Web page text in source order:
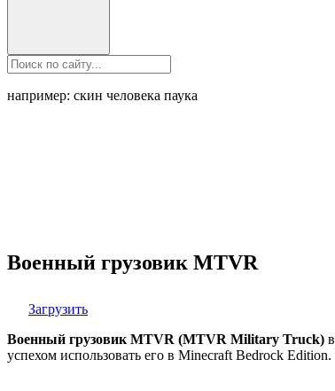
например: скин человека паука
Военный грузовик MTVR
Загрузить
Военный грузовик MTVR (MTVR Military Truck)
успехом использовать его в Minecraft Bedrock Edition.